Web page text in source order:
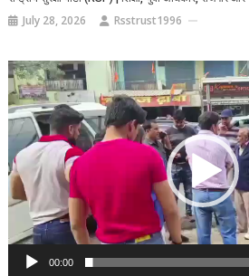
July 28, 2026 Rsstrust1996
Video
Player
00:00